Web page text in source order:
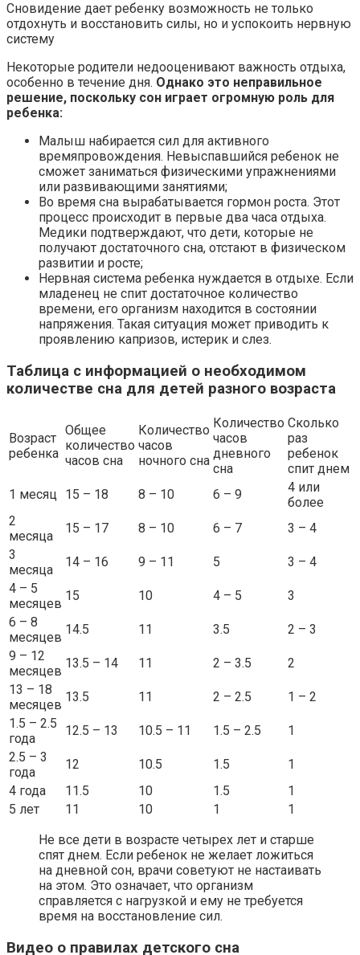
Сновидение дает ребенку возможность не только
отдохнуть и восстановить силы, но и успокоить нервную
систему
Некоторые родители недооценивают важность отдыха,
особенно в течение дня. Однако это неправильное
решение, поскольку сон играет огромную роль для
ребенка:
Малыш набирается сил для активного
времяпровождения. Невыспавшийся ребенок не
сможет заниматься физическими упражнениями
или развивающими занятиями;
Во время сна вырабатывается гормон роста. Этот
процесс происходит в первые два часа отдыха.
Медики подтверждают, что дети, которые не
получают достаточного сна, отстают в физическом
развитии и росте;
Нервная система ребенка нуждается в отдыхе. Если
младенец не спит достаточное количество
времени, его организм находится в состоянии
напряжения. Такая ситуация может приводить к
проявлению капризов, истерик и слез.
Таблица с информацией о необходимом
количестве сна для детей разного возраста
Возраст
ребенка
Общее
количество
часов сна
Количество
часов
ночного сна
Количество
часов
дневного
сна
Сколько
раз
ребенок
спит днем
1 месяц 15 – 18 8 – 10 6 – 9
4 или
более
2
месяца
15 – 17 8 – 10 6 – 7
3 – 4
3
месяца
14 – 16 9 – 11 5
3 – 4
4 – 5
месяцев
15 10 4 – 5
3
6 – 8
месяцев
14.5 11 3.5
2 – 3
9 – 12
месяцев
13.5 – 14 11 2 – 3.5
2
13 – 18
месяцев
13.5 11 2 – 2.5
1 – 2
1.5 – 2.5
года
12.5 – 13 10.5 – 11 1.5 – 2.5
1
2.5 – 3
года
12 10.5 1.5
1
4 года
11.5 10 1.5
1
5 лет
11 10 1
1
Не все дети в возрасте четырех лет и старше
спят днем. Если ребенок не желает ложиться
на дневной сон, врачи советуют не настаивать
на этом. Это означает, что организм
справляется с нагрузкой и ему не требуется
время на восстановление сил.
Видео о правилах детского сна